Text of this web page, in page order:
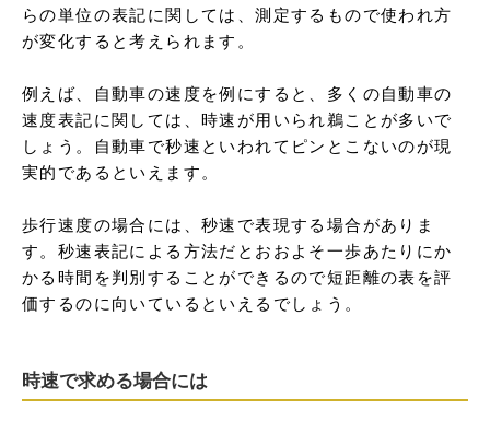
らの単位の表記に関しては、測定するもので使われ方
が変化すると考えられます。
例えば、自動車の速度を例にすると、多くの自動車の
速度表記に関しては、時速が用いられ鵜ことが多いで
しょう。自動車で秒速といわれてピンとこないのが現
実的であるといえます。
歩行速度の場合には、秒速で表現する場合がありま
す。秒速表記による方法だとおおよそ一歩あたりにか
かる時間を判別することができるので短距離の表を評
価するのに向いているといえるでしょう。
時速で求める場合には